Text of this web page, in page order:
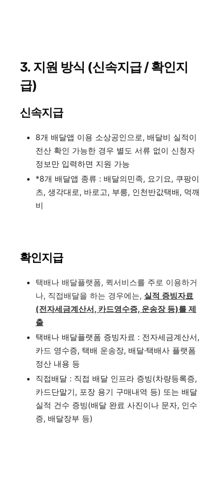
3. 지원 방식 (신속지급 / 확인지
급)
신속지급
8개 배달앱 이용 소상공인으로, 배달비 실적이
전산 확인 가능한 경우 별도 서류 없이 신청자
정보만 입력하면 지원 가능
*8개 배달앱 종류 : 배달의민족, 요기요, 쿠팡이
츠, 생각대로, 바로고, 부릉, 인천반값택배, 먹깨
비
확인지급
택배나 배달플랫폼, 퀵서비스를 주로 이용하거
나, 직접배달을 하는 경우에는, 실적 증빙자료
(전자세금계산서, 카드영수증, 운송장 등)를 제
출
택배나 배달플랫폼 증빙자료 : 전자세금계산서,
카드 영수증, 택배 운송장, 배달·택배사 플랫폼
정산 내용 등
직접배달 : 직접 배달 인프라 증빙(차량등록증,
카드단말기, 포장 용기 구매내역 등) 또는 배달
실적 건수 증빙(배달 완료 사진이나 문자, 인수
증, 배달장부 등)